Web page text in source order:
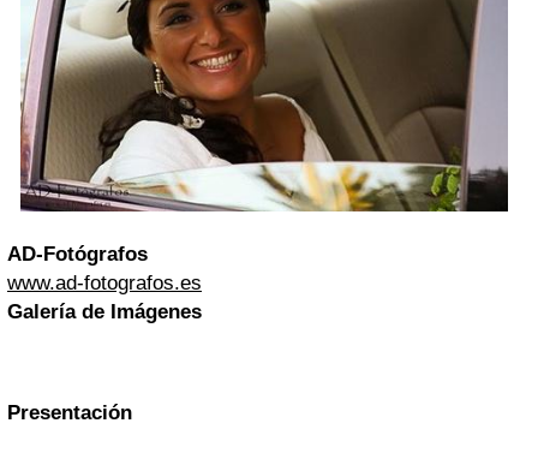
AD-Fotógrafos
www.ad-fotografos.es
Galería de Imágenes
Presentación